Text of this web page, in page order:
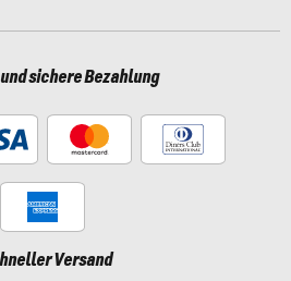
sichere Bezahlung
Versand